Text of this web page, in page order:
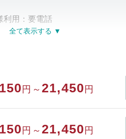
利用：要電話
ご案内いたします。
円～ 21,450 円
円～ 21,450 円